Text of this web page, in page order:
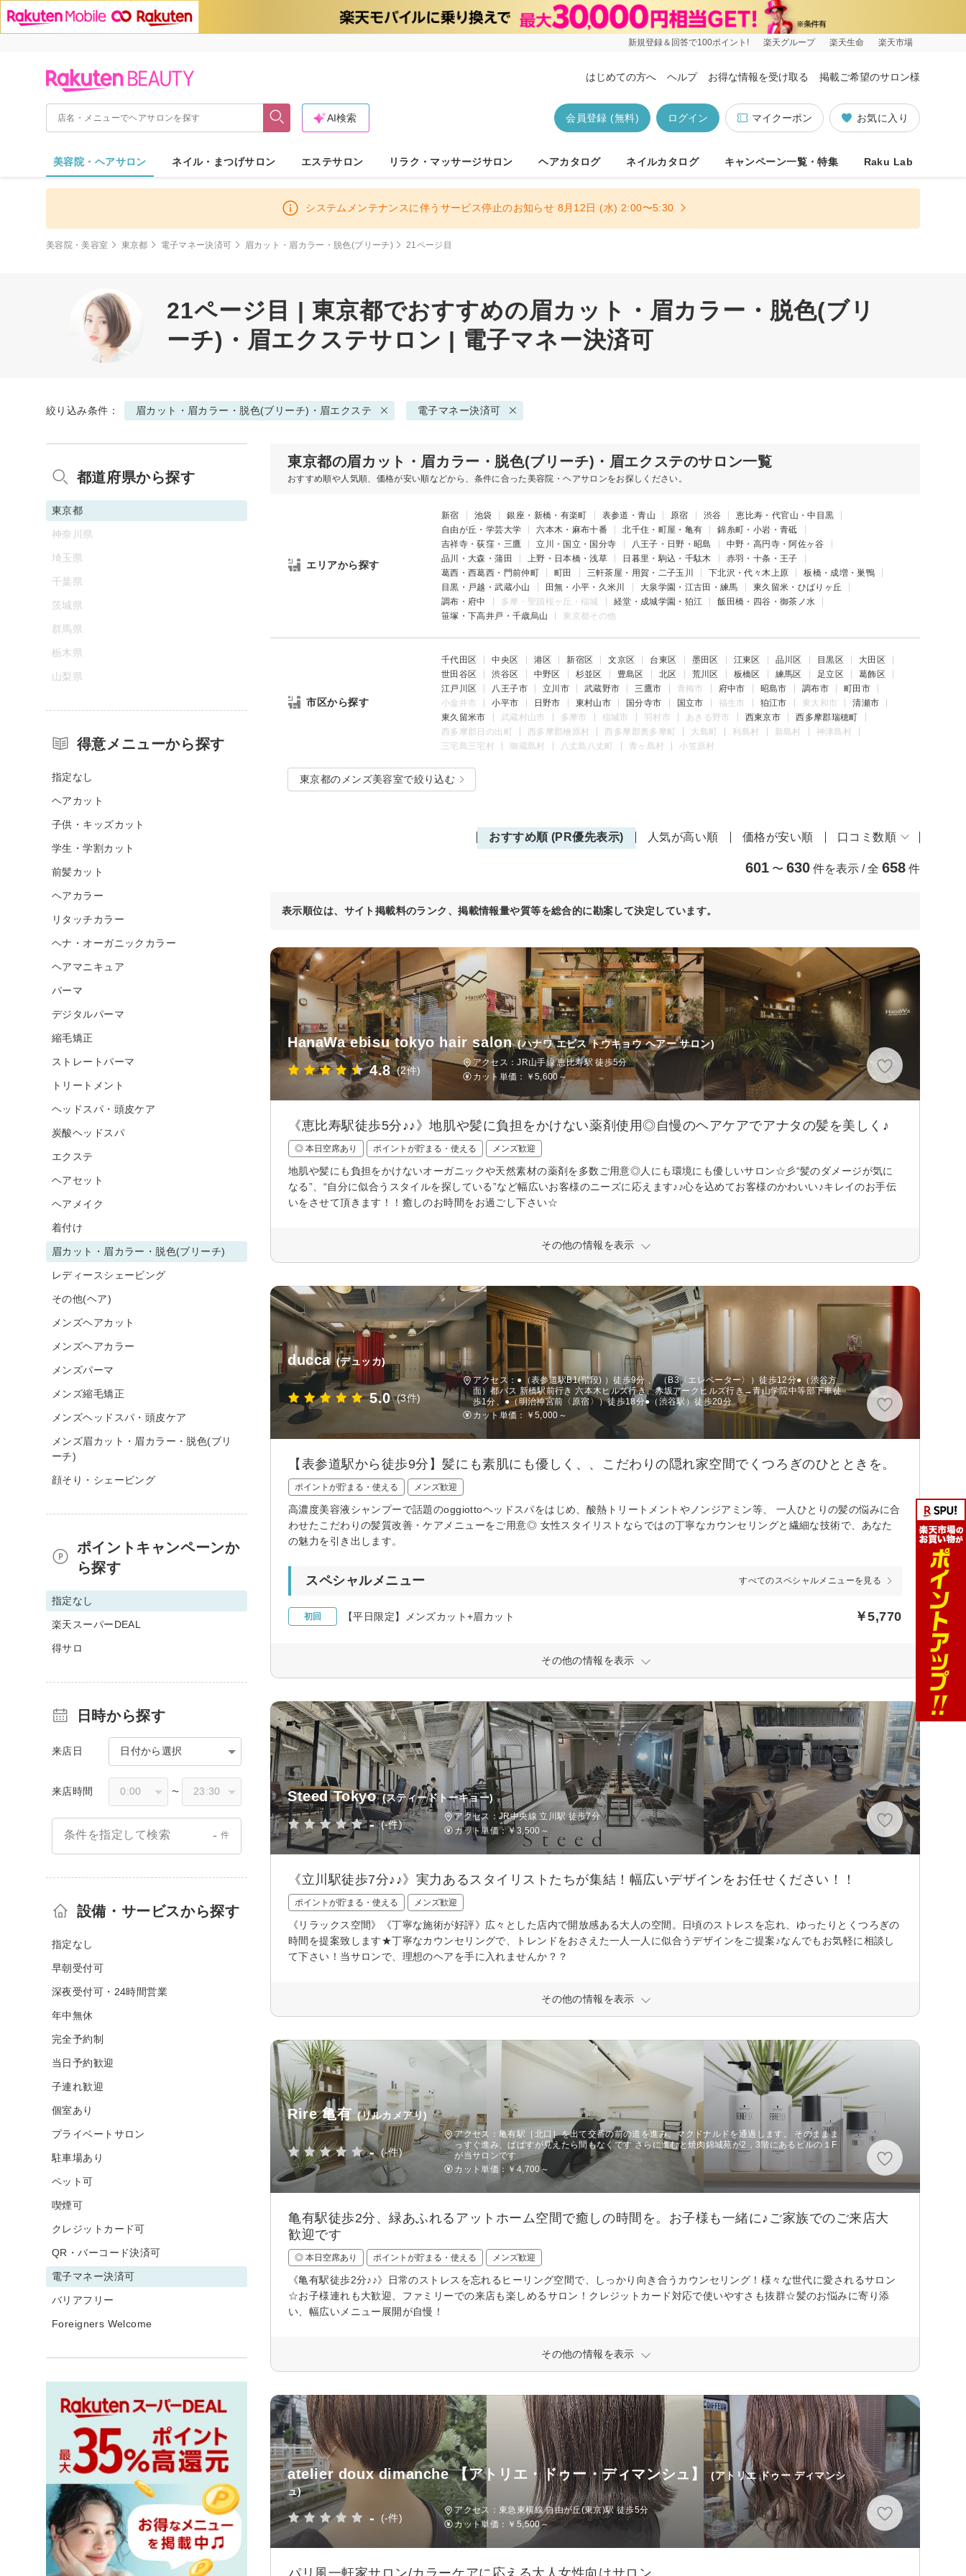
新規登録＆回答で100ポイント! 楽天グループ 楽天生命 楽天市場
はじめての方へ ヘルプ お得な情報を受け取る 掲載ご希望のサロン様
お気に入り
マイクーポン
ログイン
会員登録 (無料)
AI検索
美容院・ヘアサロン ネイル・まつげサロン エステサロン リラク・マッサージサロン ヘアカタログ ネイルカタログ キャンペーン一覧・特集 Raku Lab
システムメンテナンスに伴うサービス停止のお知らせ 8月12日 (水) 2:00〜5:30
美容院・美容室 東京都 電子マネー決済可 眉カット・眉カラー・脱色(ブリーチ) 21ページ目
21ページ目 | 東京都でおすすめの眉カット・眉カラー・脱色(ブリ
ーチ)・眉エクステサロン | 電子マネー決済可
絞り込み条件： 眉カット・眉カラー・脱色(ブリーチ)・眉エクステ 電子マネー決済可
東京都の眉カット・眉カラー・脱色(ブリーチ)・眉エクステのサロン一覧
おすすめ順や人気順、価格が安い順などから、条件に合った美容院・ヘアサロンをお探しください。
エリアから探す
新宿 池袋 銀座・新橋・有楽町 表参道・青山 原宿 渋谷
恵比寿・代官山・中目黒
自由が丘・学芸大学
六本木・麻布十番 北千住・町屋・亀有
錦糸町・小岩・青砥
吉祥寺・荻窪・三鷹
立川・国立・国分寺 八王子・日野・昭島
中野・高円寺・阿佐ヶ谷
品川・大森・蒲田
上野・日本橋・浅草 日暮里・駒込・千駄木
赤羽・十条・王子
葛西・西葛西・門前仲町
町田 三軒茶屋・用賀・二子玉川 下北沢・代々木上原
板橋・成増・巣鴨
目黒・戸越・武蔵小山
田無・小平・久米川 大泉学園・江古田・練馬
東久留米・ひばりヶ丘
調布・府中
多摩・聖蹟桜ヶ丘・稲城 経堂・成城学園・狛江
飯田橋・四谷・御茶ノ水
笹塚・下高井戸・千歳烏山
東京都その他
市区から探す
千代田区 中央区 港区 新宿区 文京区 台東区 墨田区 江東区 品川区 目黒区
大田区
世田谷区
渋谷区 中野区 杉並区 豊島区 北区 荒川区 板橋区 練馬区 足立区
葛飾区
江戸川区
八王子市 立川市 武蔵野市 三鷹市 青梅市 府中市 昭島市 調布市
町田市
小金井市
小平市 日野市 東村山市 国分寺市 国立市 福生市 狛江市 東大和市
清瀬市
東久留米市
武蔵村山市 多摩市 稲城市 羽村市 あきる野市 西東京市
西多摩郡瑞穂町
西多摩郡日の出町
西多摩郡檜原村 西多摩郡奥多摩町 大島町 利島村 新島村
神津島村
三宅島三宅村
御蔵島村 八丈島八丈町 青ヶ島村 小笠原村
東京都のメンズ美容室で絞り込む
おすすめ順 (PR優先表示) 人気が高い順 価格が安い順 口コミ数順
601 〜 630 件を表示 / 全 658 件
表示順位は、サイト掲載料のランク、掲載情報量や質等を総合的に勘案して決定しています。
HanaWa ebisu tokyo hair salon (ハナワ エビス トウキョウ ヘアー サロン)
4.8 (2件)
アクセス：JR山手線 恵比寿駅 徒歩5分
カット単価：
￥5,600～
《恵比寿駅徒歩5分♪♪》地肌や髪に負担をかけない薬剤使用◎自慢のヘアケアでアナタの髪を美しく♪
◎ 本日空席あり ポイントが貯まる・使える メンズ歓迎
地肌や髪にも負担をかけないオーガニックや天然素材の薬剤を多数ご用意◎人にも環境にも優しいサロン☆彡“髪のダメージが気に
なる”、“自分に似合うスタイルを探している”など幅広いお客様のニーズに応えます♪♪心を込めてお客様のかわいい♪キレイのお手伝
いをさせて頂きます！！癒しのお時間をお過ごし下さい☆
その他の情報を表示
ducca (デュッカ)
5.0 (3件)
アクセス：●（表参道駅B1(階段) ）徒歩9分 、 （B3〈エレベーター〉）徒歩12分●（渋谷方
面）都バス 新橋駅前行き 六本木ヒルズ行き、赤坂アークヒルズ行き→青山学院中等部下車徒
歩1分、●（明治神宮前〈原宿〉）徒歩18分●（渋谷駅）徒歩20分
カット単価：
￥5,000～
【表参道駅から徒歩9分】髪にも素肌にも優しく、、こだわりの隠れ家空間でくつろぎのひとときを。
ポイントが貯まる・使える メンズ歓迎
高濃度美容液シャンプーで話題のoggiottoヘッドスパをはじめ、酸熱トリートメントやノンジアミン等、 一人ひとりの髪の悩みに合
わせたこだわりの髪質改善・ケアメニューをご用意◎ 女性スタイリストならではの丁寧なカウンセリングと繊細な技術で、あなた
の魅力を引き出します。
スペシャルメニュー すべてのスペシャルメニューを見る
初回 【平日限定】メンズカット+眉カット ￥5,770
その他の情報を表示
Steed Tokyo (スティードトーキョー)
- (-件)
アクセス：JR中央線 立川駅 徒歩7分
カット単価：￥3,500～
《立川駅徒歩7分♪♪》実力あるスタイリストたちが集結！幅広いデザインをお任せください！！
ポイントが貯まる・使える メンズ歓迎
《リラックス空間》《丁寧な施術が好評》広々とした店内で開放感ある大人の空間。日頃のストレスを忘れ、ゆったりとくつろぎの
時間を提案致します★丁寧なカウンセリングで、トレンドをおさえた一人一人に似合うデザインをご提案♪なんでもお気軽に相談し
て下さい！当サロンで、理想のヘアを手に入れませんか？？
その他の情報を表示
Rire 亀有 (リルカメアリ)
- (-件)
アクセス：亀有駅［北口］を出て交番の前の道を進み、マクドナルドを通過します。 そのままま
っすぐ進み、ぱぱすが見えたら間もなくです さらに進むと焼肉錦城苑が2，3階にあるビルの１F
が当サロンです
カット単価： ￥4,700～
亀有駅徒歩2分、緑あふれるアットホーム空間で癒しの時間を。お子様も一緒に♪ご家族でのご来店大
歓迎です
◎ 本日空席あり ポイントが貯まる・使える メンズ歓迎
《亀有駅徒歩2分♪♪》日常のストレスを忘れるヒーリング空間で、しっかり向き合うカウンセリング！様々な世代に愛されるサロン
☆お子様連れも大歓迎、ファミリーでの来店も楽しめるサロン！クレジットカード対応で使いやすさも抜群☆髪のお悩みに寄り添
い、幅広いメニュー展開が自慢！
その他の情報を表示
atelier doux dimanche 【アトリエ・ドゥー・ディマンシュ】
(アトリエ ドゥー ディマンシ
ュ)
- (-件)
アクセス：東急東横線 自由が丘(東京)駅 徒歩5分
カット単価： ￥5,500～
パリ風一軒家サロン/カラーケアに応える大人女性向けサロン
都道府県から探す
東京都
神奈川県
埼玉県
千葉県
茨城県
群馬県
栃木県
山梨県
得意メニューから探す
指定なし
ヘアカット
子供・キッズカット
学生・学割カット
前髪カット
ヘアカラー
リタッチカラー
ヘナ・オーガニックカラー
ヘアマニキュア
パーマ
デジタルパーマ
縮毛矯正
ストレートパーマ
トリートメント
ヘッドスパ・頭皮ケア
炭酸ヘッドスパ
エクステ
ヘアセット
ヘアメイク
着付け
眉カット・眉カラー・脱色(ブリーチ)
レディースシェービング
その他(ヘア)
メンズヘアカット
メンズヘアカラー
メンズパーマ
メンズ縮毛矯正
メンズヘッドスパ・頭皮ケア
メンズ眉カット・眉カラー・脱色(ブリ
ーチ)
顔そり・シェービング
ポイントキャンペーンか
ら探す
指定なし
楽天スーパーDEAL
得サロ
日時から探す
来店日 日付から選択
来店時間 〜
条件を指定して検索 - 件
設備・サービスから探す
指定なし
早朝受付可
深夜受付可・24時間営業
年中無休
完全予約制
当日予約歓迎
子連れ歓迎
個室あり
プライベートサロン
駐車場あり
ペット可
喫煙可
クレジットカード可
QR・バーコード決済可
電子マネー決済可
バリアフリー
Foreigners Welcome